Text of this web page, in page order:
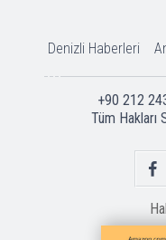
Denizli Haberleri
+90 212
Tüm Hakları